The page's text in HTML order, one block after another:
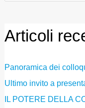
Articoli
Panoramica dei
Ultimo invito a
IL POTERE DELLA